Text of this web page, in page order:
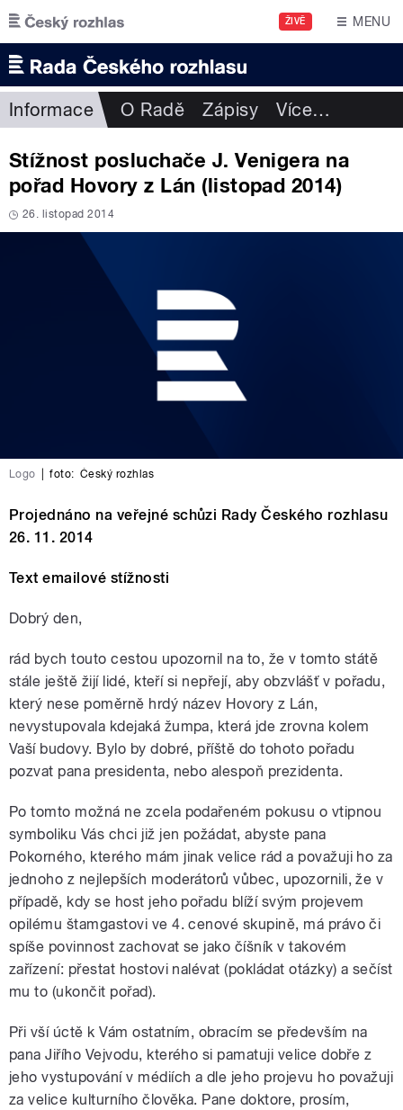
Přejít k hlavnímu obsahu
ŽIVĚ MENU
Informace O Radě Zápisy Více…
Stížnost posluchače J. Venigera na
pořad Hovory z Lán (listopad 2014)
26. listopad 2014
Logo foto: Český rozhlas
Projednáno na veřejné schůzi Rady Českého rozhlasu
26. 11. 2014
Text emailové stížnosti
Dobrý den,
rád bych touto cestou upozornil na to, že v tomto státě
stále ještě žijí lidé, kteří si nepřejí, aby obzvlášť v pořadu,
který nese poměrně hrdý název Hovory z Lán,
nevystupovala kdejaká žumpa, která jde zrovna kolem
Vaší budovy. Bylo by dobré, příště do tohoto pořadu
pozvat pana presidenta, nebo alespoň prezidenta.
Po tomto možná ne zcela podařeném pokusu o vtipnou
symboliku Vás chci již jen požádat, abyste pana
Pokorného, kterého mám jinak velice rád a považuji ho za
jednoho z nejlepších moderátorů vůbec, upozornili, že v
případě, kdy se host jeho pořadu blíží svým projevem
opilému štamgastovi ve 4. cenové skupině, má právo či
spíše povinnost zachovat se jako číšník v takovém
zařízení: přestat hostovi nalévat (pokládat otázky) a sečíst
mu to (ukončit pořad).
Při vší úctě k Vám ostatním, obracím se především na
pana Jiřího Vejvodu, kterého si pamatuji velice dobře z
jeho vystupování v médiích a dle jeho projevu ho považuji
za velice kulturního člověka. Pane doktore, prosím,